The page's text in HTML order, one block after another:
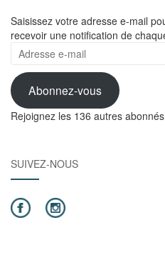
Saisissez votre adresse e-mail
recevoir une notification de
Adresse
e-
mail
Abonnez-vous
Rejoignez les 136 autres abonnés
SUIVEZ-NOUS